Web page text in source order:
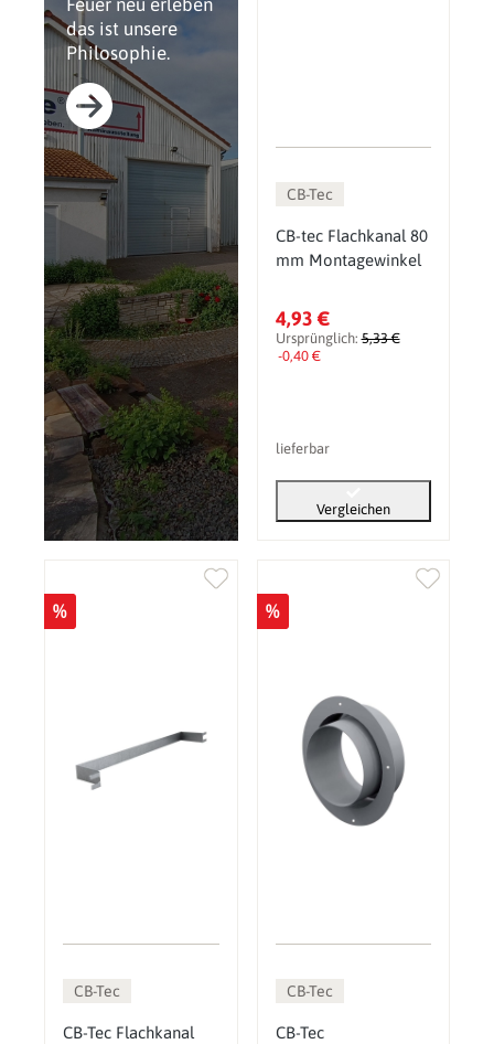
Feuer neu erleben
das ist unsere
Philosophie.
CB-Tec
CB-tec Flachkanal 80
mm Montagewinkel
4,93 €
Ursprünglich:5,33 €
-0,40 €
lieferbar
Vergleichen
%
CB-Tec
CB-Tec Flachkanal
%
CB-Tec
CB-Tec